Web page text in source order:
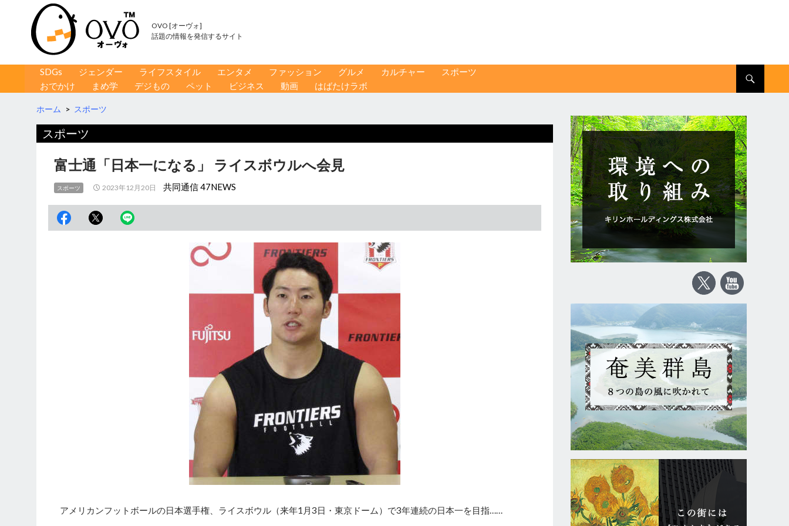
OVO [オーヴォ]
話題の情報を発信するサイト
コンテンツへ移動
SDGs ジェンダー ライフスタイル エンタメ ファッション グルメ カルチャー
スポーツ
おでかけ
まめ学 デジもの ペット ビジネス 動画 はばたけラボ
ホーム > スポーツ
スポーツ
富士通「日本一になる」 ライスボウルへ会見
スポーツ 2023年12月20日 共同通信 47NEWS
アメリカンフットボールの日本選手権、ライスボウル（来年1月3日・東京ドーム）で3年連続の日本一を目指……